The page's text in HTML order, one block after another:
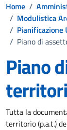
Home /
/ Modulistica
/ Pianificazione
/ Piano di
Piano
Dettagli
Tutta la
territorio (p.a.t.)